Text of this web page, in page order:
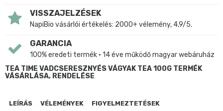
VISSZAJELZÉSEK
NapiBio vásárlói értékelés: 2000+ vélemény, 4,9/5.
GARANCIA
100% eredeti termék • 14 éve működő magyar webáruház
TEA TIME VADCSERESZNYÉS VÁGYAK TEA 100G TERMÉK
VÁSÁRLÁSA, RENDELÉSE
LEÍRÁS VÉLEMÉNYEK FIGYELMEZTETÉSEK